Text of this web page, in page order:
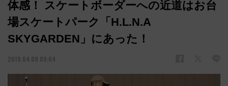
体感！ スケートボーダーへの近道はお台
場スケートパーク「H.L.N.A
SKYGARDEN」にあった！
2019.04.09 09:04